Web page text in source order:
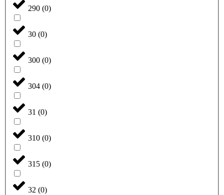
290 (0)
30 (0)
300 (0)
304 (0)
31 (0)
310 (0)
315 (0)
32 (0)